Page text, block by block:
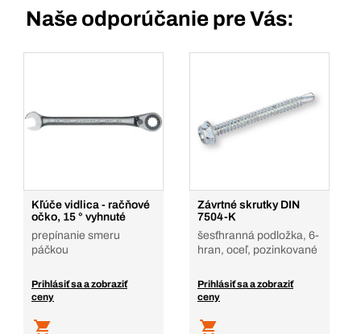
Naše odporúčanie pre Vás:
Kľúče vidlica - račňové
očko, 15 ° vyhnuté
prepínanie smeru
páčkou
Prihlásiť sa a zobraziť
ceny
Závrtné skrutky DIN
7504-K
šesťhranná podložka, 6-
hran, oceľ, pozinkované
Prihlásiť sa a zobraziť
ceny